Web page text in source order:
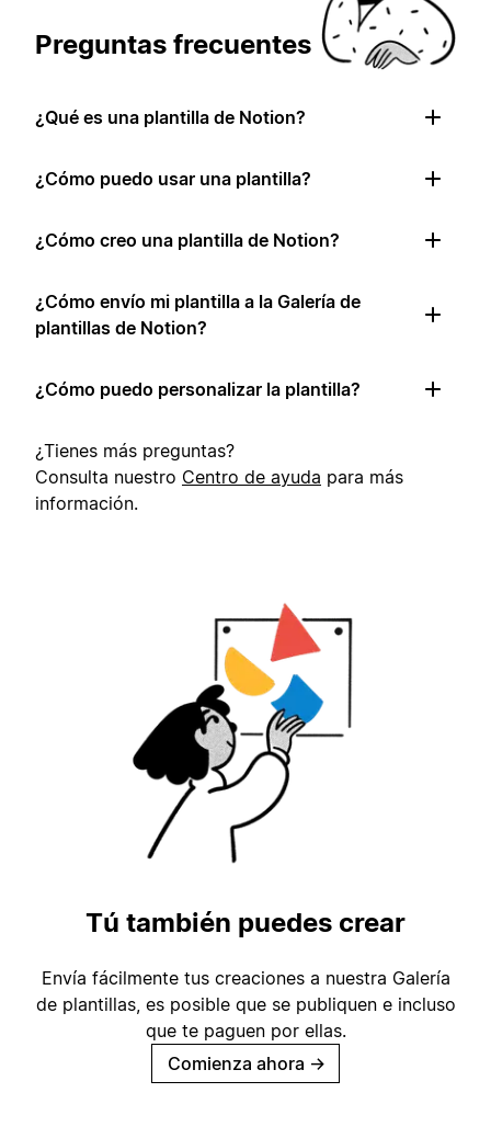
Preguntas frecuentes
¿Qué es una plantilla de Notion?
¿Cómo puedo usar una plantilla?
¿Cómo creo una plantilla de Notion?
¿Cómo envío mi plantilla a la Galería de
plantillas de Notion?
¿Cómo puedo personalizar la plantilla?
¿Tienes más preguntas?
Consulta nuestro Centro de ayuda para más
información.
Tú también puedes crear
Envía fácilmente tus creaciones a nuestra Galería
de plantillas, es posible que se publiquen e incluso
que te paguen por ellas.
Comienza ahora →